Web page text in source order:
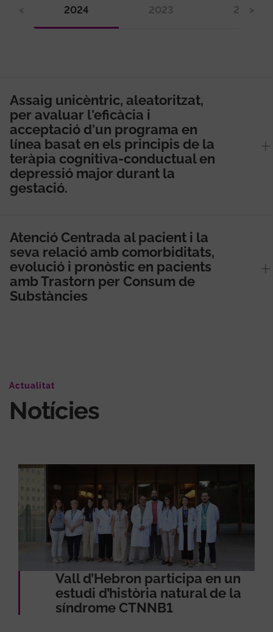
< 2024 2023 2022
>
Assaig unicèntric, aleatoritzat,
per avaluar l'eficàcia i
acceptació d'un programa en
línea basat en els principis de la
teràpia cognitiva-conductual en
depressió major durant la
gestació.
Atenció Centrada al pacient i la
seva relació amb comorbiditats,
evolució i pronòstic en pacients
amb Trastorn per Consum de
Substàncies
Actualitat
Notícies
Vall d’Hebron participa en un
estudi d’història natural de la
síndrome CTNNB1